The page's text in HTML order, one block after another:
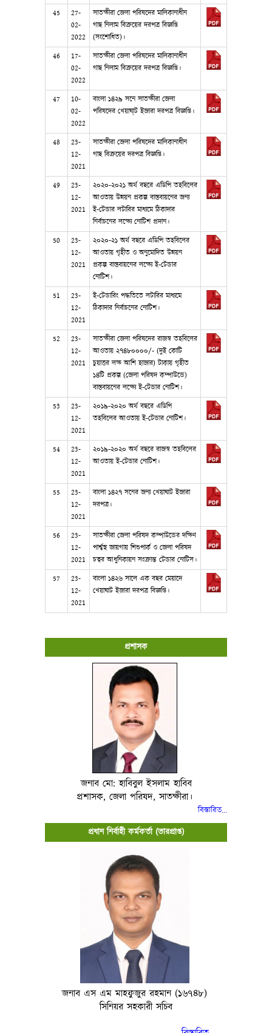
45
27-
02-
2022
সাতক্ষীরা জেলা পরিষদের মালিকানাধীন
গাছ নিলাম বিক্রয়ের দরপত্র বিজ্ঞপ্তি
(সংশোধিত)।
46
17-
02-
2022
সাতক্ষীরা জেলা পরিষদের মালিকানাধীন
গাছ নিলাম বিক্রয়ের দরপত্র বিজ্ঞপ্তি।
47
10-
02-
2022
বাংলা ১৪২৯ সনে সাতক্ষীরা জেলা
পরিষদের খেয়াঘা্ট ইজারা দরপত্র বিজ্ঞপ্তি।
48
23-
12-
2021
সাতক্ষীরা জেলা পরিষদের মালিকানাধীন
গাছ বিক্রয়ের দরপত্র বিজ্ঞপ্তি।
49
23-
12-
2021
২০২০-২০২১ অর্থ বছরে এডিপি তহবিলের
আওতায় উন্নয়ন প্রকল্প বাস্তবায়নের জন্য
ই-টেন্ডার লটারির মাধ্যমে ঠিকাদার
নির্বাচনের লক্ষ্যে নোটিশ প্রদান।
50
23-
12-
2021
২০২০-২১ অর্থ বছরে এডিপি তহবিলের
আওতায় গৃহীত ও অনুমোদিত উন্নয়ন
প্রকল্প বাস্তবায়নের লক্ষ্যে ই-টেন্ডার
নোটিশ।
51
23-
12-
2021
ই-টেন্ডারিং পদ্ধতিতে লটারির মাধ্যমে
ঠিকাদার নির্বাচনের নোটিশ।
52
23-
12-
2021
সাতক্ষীরা জেলা পরিষদের রাজস্ব তহবিলের
আওতায় ২৭৪৮০০০০/- (দুই কোটি
চুয়াত্তর লক্ষ আশি হাজার) টাকায় গৃহীত
১৪টি প্রকল্প (জেলা পরিষদ কম্পাউন্ডে)
বাস্তবায়নের লক্ষ্যে ই-টেন্ডার নোটিশ।
53
23-
12-
2021
২০১৯-২০২০ অর্থ বছরে এডিপি
তহবিলের আওতায় ই-টেন্ডার নোটিশ।
54
23-
12-
2021
২০১৯-২০২০ অর্থ বছরে রাজস্ব তহবিলের
আওতায় ই-টেন্ডার নোটিশ।
55
23-
12-
2021
বাংলা ১৪২৭ সনের জন্য খেয়াঘাট ইজারা
দরপত্র।
56
23-
12-
2021
সাতক্ষীরা জেলা পরিষদ কম্পাউন্ডের দক্ষিণ
পার্শ্বস্থ জায়গায় শিশুপার্ক ও জেলা পরিষদ
চত্বর আধুনিকায়ন সংক্রান্ত টেন্ডার নোটিস।
57
23-
12-
2021
বাংলা ১৪২৬ সালে এক বছর মেয়াদে
খেয়াঘাট ইজারা দরপত্র বিজ্ঞপ্তি।
প্রশাসক
জনাব মো: হাবিবুল ইসলাম হাবিব
প্রশাসক, জেলা পরিষদ, সাতক্ষীরা।
বিস্তারিত...
প্রধান নির্বাহী কর্মকর্তা (ভারপ্রাপ্ত)
জনাব এস এম মাহফুজুর রহমান (১৬৭৪৮)
সিনিয়র সহকারী সচিব